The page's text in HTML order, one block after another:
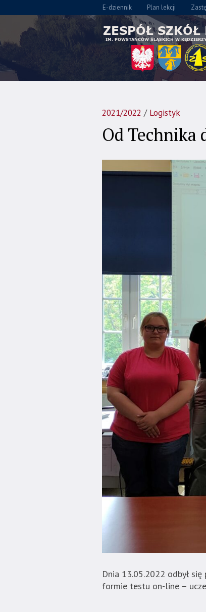
E-dziennik Plan lekcji
2021/2022 / Logistyk
Od Technika
Dnia 13.05.2022 odbył
formie testu on-line –